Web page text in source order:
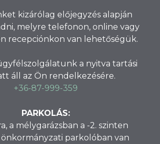
kizárólag előjegyzés alapján
melyre telefonon, online vagy
recepciónkon van lehetőségük.
a nyitva tartási
áll az Ön rendelkezésére.
+36-87-999-359
PARKOLÁS:
a mélygarázsban a -2. szinten
parkolóban van